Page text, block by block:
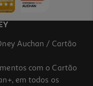
Auchan / Cartão
com o Cartão
em todos os